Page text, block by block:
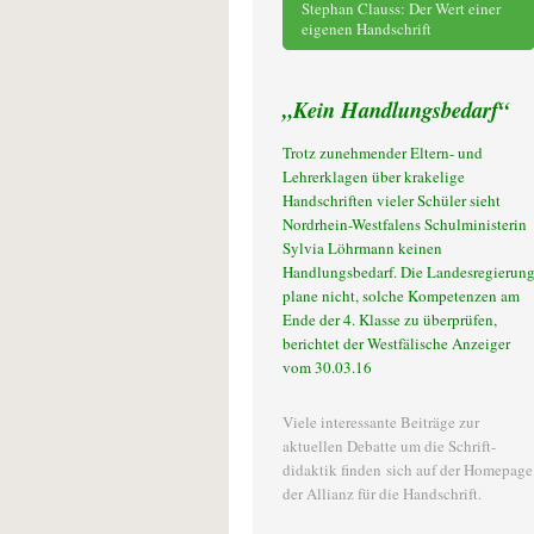
Stephan Clauss: Der Wert einer
eigenen Handschrift
„Kein Handlungsbedarf“
Trotz zunehmender Eltern- und
Lehrerklagen über krakelige
Handschriften vieler Schüler sieht
Nordrhein-Westfalens Schulministerin
Sylvia Löhrmann keinen
Handlungsbedarf. Die Landesregierung
plane nicht, solche Kompetenzen am
Ende der 4. Klasse zu überprüfen,
berichtet der Westfälische Anzeiger
vom 30.03.16
Viele interessante Beiträge zur
aktuellen Debatte um die Schrift-
didaktik finden sich auf der Homepage
der Allianz für die Handschrift.